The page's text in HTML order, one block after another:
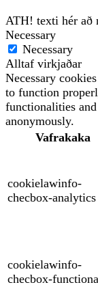
ATH! texti hér að
Necessary
Necessary
Alltaf virkjaðar
Necessary
to function
functionalities
anonymously.
Vafrakaka
cookielawinfo-
checbox-analytics
cookielawinfo-
checbox-